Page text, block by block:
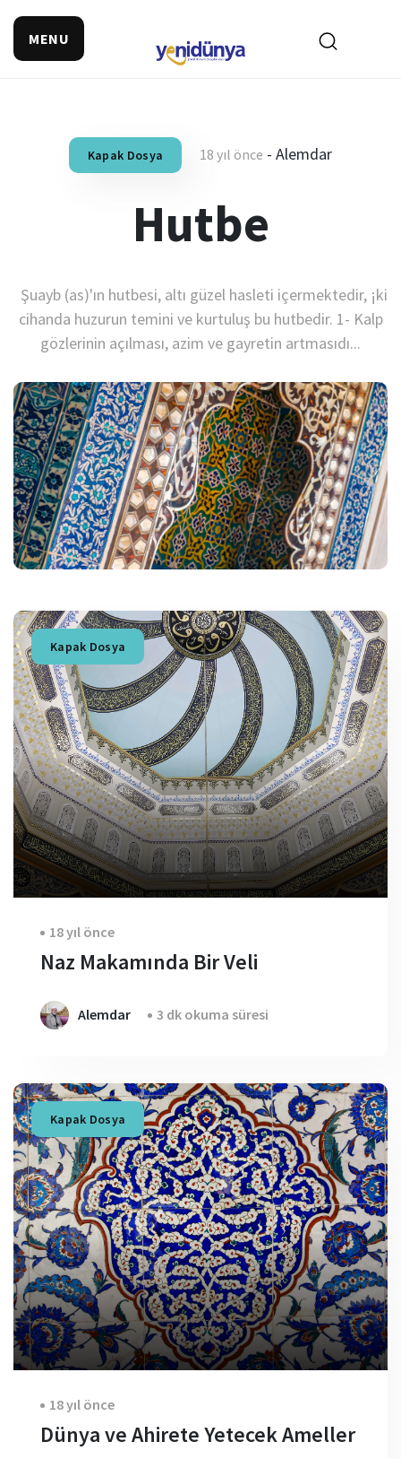
MENU
Kapak Dosya 18 yıl önce -Alemdar
Hutbe
Şuayb (as)'ın hutbesi, altı güzel hasleti içermektedir, ¡ki
cihanda huzurun temini ve kurtuluş bu hutbedir. 1- Kalp
gözlerinin açılması, azim ve gayretin artmasıdı...
Kapak Dosya
18 yıl önce
Naz Makamında Bir Veli
Alemdar 3 dk okuma süresi
Kapak Dosya
18 yıl önce
Dünya ve Ahirete Yetecek Ameller